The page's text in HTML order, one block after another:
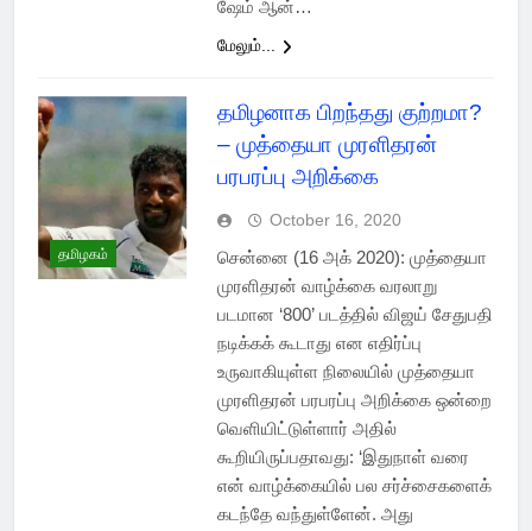
ஷேம் ஆன்…
மேலும்...
தமிழகம்
தமிழனாக பிறந்தது குற்றமா?
– முத்தையா முரளிதரன்
பரபரப்பு அறிக்கை
October 16, 2020
சென்னை (16 அக் 2020): முத்தையா
முரளிதரன் வாழ்க்கை வரலாறு
படமான ‘800’ படத்தில் விஜய் சேதுபதி
நடிக்கக் கூடாது என எதிர்ப்பு
உருவாகியுள்ள நிலையில் முத்தையா
முரளிதரன் பரபரப்பு அறிக்கை ஒன்றை
வெளியிட்டுள்ளார் அதில்
கூறியிருப்பதாவது: ‘இதுநாள்‌ வரை
என்‌ வாழ்க்கையில்‌ பல சர்ச்சைகளைக்
கடந்தே வந்துள்ளேன்‌. அது